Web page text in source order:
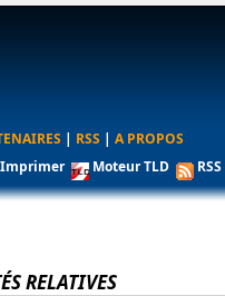
| RSS | A PROPOS
Imprimer Moteur TLD RSS
RELATIVES